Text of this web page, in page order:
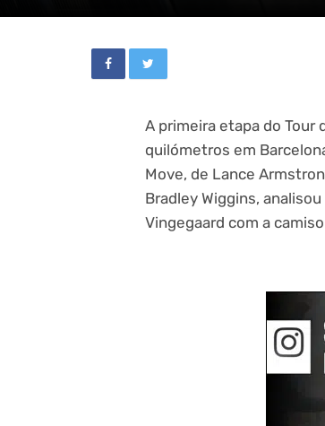
A primeira etapa do Tour
quilómetros em
Move, de Lance
Bradley Wiggins,
Vingegaard com a